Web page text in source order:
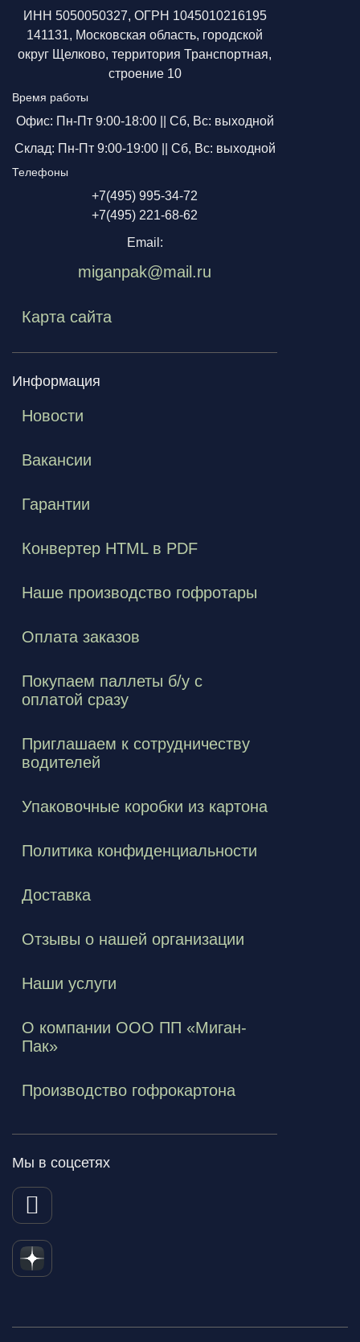
ИНН 5050050327, ОГРН 1045010216195
141131, Московская область, городской
округ Щелково, территория Транспортная,
строение 10
Время работы
Офис: Пн-Пт 9:00-18:00 || Сб, Вс: выходной
Склад: Пн-Пт 9:00-19:00 || Сб, Вс: выходной
Телефоны
+7(495) 995-34-72
+7(495) 221-68-62
Email:
miganpak@mail.ru
Карта сайта
Информация
Новости
Вакансии
Гарантии
Конвертер HTML в PDF
Наше производство гофротары
Оплата заказов
Покупаем паллеты б/у с
оплатой сразу
Приглашаем к сотрудничеству
водителей
Упаковочные коробки из картона
Политика конфиденциальности
Доставка
Отзывы о нашей организации
Наши услуги
О компании ООО ПП «Миган-
Пак»
Производство гофрокартона
Мы в соцсетях